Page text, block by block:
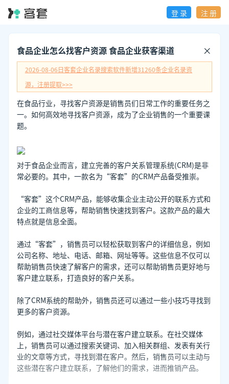
登 录 注 册
食品企业怎么找客户资源 食品企业获客渠道
2026-08-06日客套企业名录搜索软件新增31260条企业名录资
源，注册提取>>>
在食品行业，寻找客户资源是销售员们日常工作的重要任务之
一。如何高效地寻找客户资源，成为了企业销售的一个重要课
题。
对于食品企业而言，建立完善的客户关系管理系统(CRM)是非
常必要的。其中，一款名为“客套”的CRM产品备受推崇。
“客套”这个CRM产品，能够收集企业主动公开的联系方式和
企业的工商信息等，帮助销售快速找到客户。这款产品的最大
特点就是信息全面。
通过“客套”，销售员可以轻松获取到客户的详细信息，例如
公司名称、地址、电话、邮箱、网址等等。这些信息不仅可以
帮助销售员快速了解客户的需求，还可以帮助销售员更好地与
客户建立联系，打造良好的客户关系。
除了CRM系统的帮助外，销售员还可以通过一些小技巧寻找到
更多的客户资源。
例如，通过社交媒体平台与潜在客户建立联系。在社交媒体
上，销售员可以通过搜索关键词、加入相关群组、发表有关行
业的文章等方式，寻找到潜在客户。然后，销售员可以主动与
这些潜在客户建立联系，了解他们的需求，进而推销产品。